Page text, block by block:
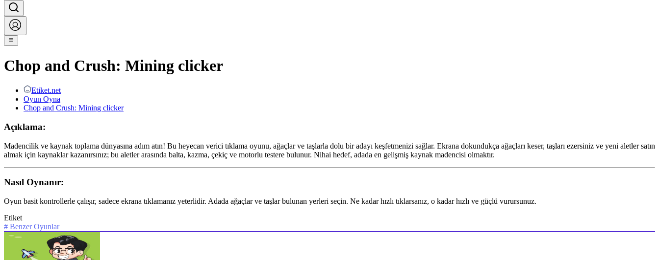
Chop and Crush: Mining clicker
Etiket.net
Oyun Oyna
Chop and Crush: Mining clicker
Açıklama:
Madencilik ve kaynak toplama dünyasına adım atın! Bu heyecan verici tıklama oyunu, ağaçlar ve taşlarla dolu bir adayı keşfetmenizi sağlar. Ekrana dokundukça ağaçları keser, taşları ezersiniz ve yeni aletler satın
almak için kaynaklar kazanırsınız; bu aletler arasında balta, kazma, çekiç ve motorlu testere bulunur. Nihai hedef, adada en gelişmiş kaynak madencisi olmaktır.
Nasıl Oynanır:
Oyun basit kontrollerle çalışır, sadece ekrana tıklamanız yeterlidir. Adada ağaçlar ve taşlar bulunan yerleri seçin. Ne kadar hızlı tıklarsanız, o kadar hızlı ve güçlü vurursunuz.
Etiket
# Benzer Oyunlar